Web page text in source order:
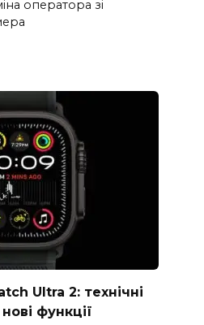
оператора зі
Ultra 2: технічні
функції